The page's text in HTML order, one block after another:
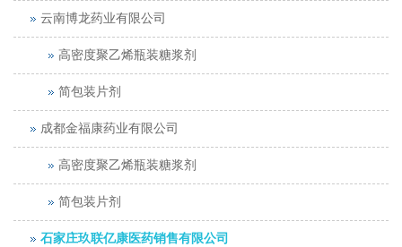
云南博龙药业有限公司
高密度聚乙烯瓶装糖浆剂
简包装片剂
成都金福康药业有限公司
高密度聚乙烯瓶装糖浆剂
简包装片剂
石家庄玖联亿康医药销售有限公司